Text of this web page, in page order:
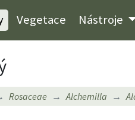
Vegetace Nástroje
Rosaceae Alchemilla